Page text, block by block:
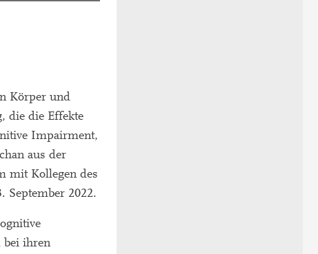
Körper und
die die Effekte
Impairment,
aus der
mit Kollegen des
2022.
bei ihren